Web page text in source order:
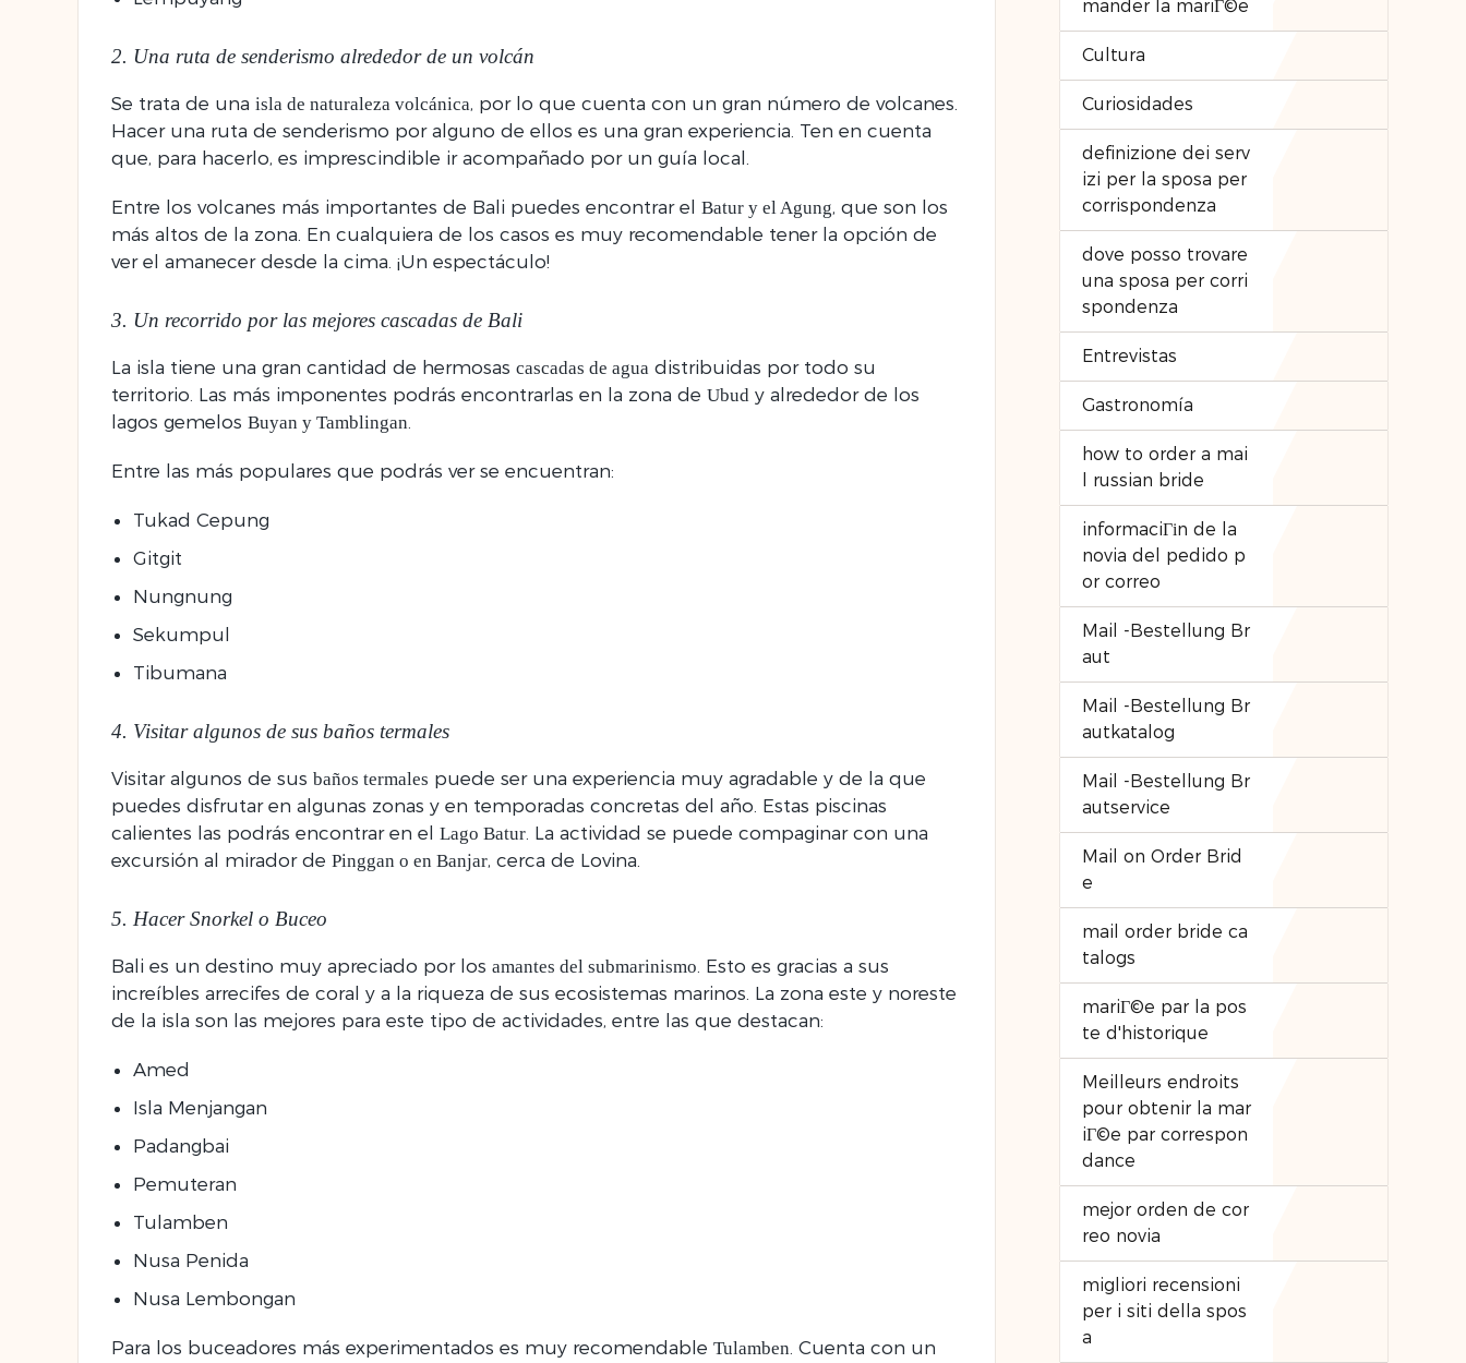
2. Una ruta de senderismo alrededor de un volcán
Se trata de una isla de naturaleza volcánica, por lo que cuenta con un gran número de volcanes.
Hacer una ruta de senderismo por alguno de ellos es una gran experiencia. Ten en cuenta
que, para hacerlo, es imprescindible ir acompañado por un guía local.
Entre los volcanes más importantes de Bali puedes encontrar el Batur y el Agung, que son los
más altos de la zona. En cualquiera de los casos es muy recomendable tener la opción de
ver el amanecer desde la cima. ¡Un espectáculo!
3. Un recorrido por las mejores cascadas de Bali
La isla tiene una gran cantidad de hermosas cascadas de agua distribuidas por todo su
territorio. Las más imponentes podrás encontrarlas en la zona de Ubud y alrededor de los
lagos gemelos Buyan y Tamblingan.
Entre las más populares que podrás ver se encuentran:
Tukad Cepung
Gitgit
Nungnung
Sekumpul
Tibumana
4. Visitar algunos de sus baños termales
Visitar algunos de sus baños termales puede ser una experiencia muy agradable y de la que
puedes disfrutar en algunas zonas y en temporadas concretas del año. Estas piscinas
calientes las podrás encontrar en el Lago Batur. La actividad se puede compaginar con una
excursión al mirador de Pinggan o en Banjar, cerca de Lovina.
5. Hacer Snorkel o Buceo
Bali es un destino muy apreciado por los amantes del submarinismo. Esto es gracias a sus
increíbles arrecifes de coral y a la riqueza de sus ecosistemas marinos. La zona este y noreste
de la isla son las mejores para este tipo de actividades, entre las que destacan:
Amed
Isla Menjangan
Padangbai
Pemuteran
Tulamben
Nusa Penida
Nusa Lembongan
Para los buceadores más experimentados es muy recomendable Tulamben. Cuenta con un
mander la mariГ©e
Cultura
Curiosidades
definizione dei serv
izi per la sposa per
corrispondenza
dove posso trovare
una sposa per corri
spondenza
Entrevistas
Gastronomía
how to order a mai
l russian bride
informaciГіn de la
novia del pedido p
or correo
Mail -Bestellung Br
aut
Mail -Bestellung Br
autkatalog
Mail -Bestellung Br
autservice
Mail on Order Brid
e
mail order bride ca
talogs
mariГ©e par la pos
te d'historique
Meilleurs endroits
pour obtenir la mar
iГ©e par correspon
dance
mejor orden de cor
reo novia
migliori recensioni
per i siti della spos
a